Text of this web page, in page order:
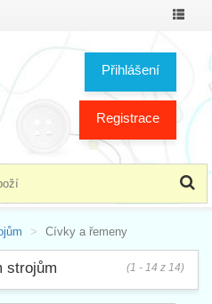
Přihlášení
Registrace
Cívky a řemeny
strojům (1 - 14 z 14)